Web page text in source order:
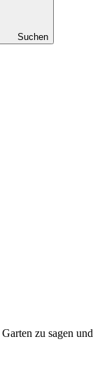
Suchen
zu sagen und